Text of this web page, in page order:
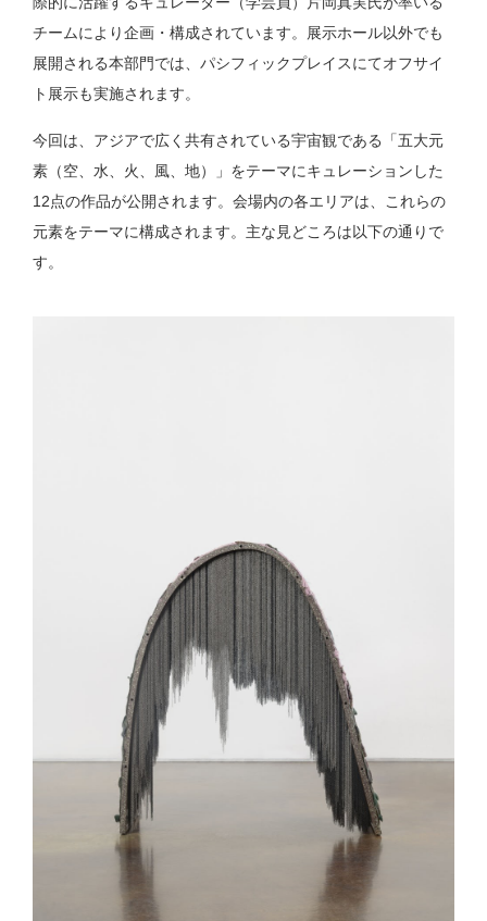
チームにより企画・構成されています。展示ホール以外でも
展開される本部門では、パシフィックプレイスにてオフサイ
ト展示も実施されます。
今回は、アジアで広く共有されている宇宙観である「五大元
素（空、水、火、風、地）」をテーマにキュレーションした
12点の作品が公開されます。会場内の各エリアは、これらの
元素をテーマに構成されます。主な見どころは以下の通りで
す。